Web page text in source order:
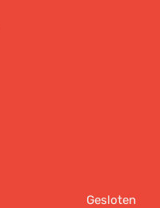
Gesloten